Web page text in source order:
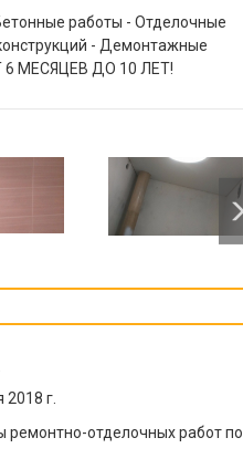
работы - Отделочные
- Демонтажные
МЕСЯЦЕВ ДО 10 ЛЕТ!
г.
ремонтно-отделочных работ по